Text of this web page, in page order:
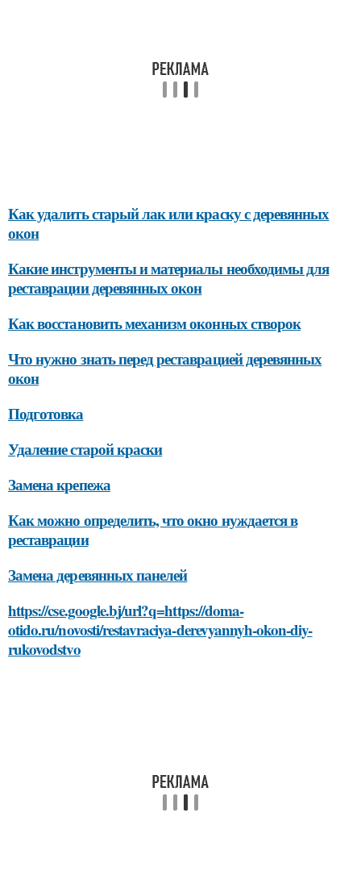
Как удалить старый лак или краску с деревянных
окон
Какие инструменты и материалы необходимы для
реставрации деревянных окон
Как восстановить механизм оконных створок
Что нужно знать перед реставрацией деревянных
окон
Подготовка
Удаление старой краски
Замена крепежа
Как можно определить, что окно нуждается в
реставрации
Замена деревянных панелей
https://cse.google.bj/url?q=https://doma-
otido.ru/novosti/restavraciya-derevyannyh-okon-diy-
rukovodstvo